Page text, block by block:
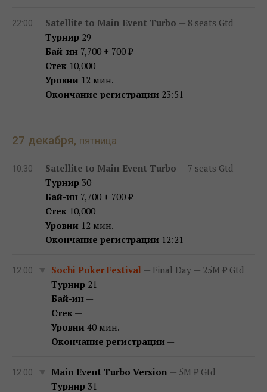
22:00 Satellite to Main Event Turbo — 8 seats Gtd
Турнир 29
Бай-ин 7,700 + 700 ₽
Стек 10,000
Уровни 12 мин.
Окончание регистрации 23:51
27 декабря, пятница
10:30 Satellite to Main Event Turbo — 7 seats Gtd
Турнир 30
Бай-ин 7,700 + 700 ₽
Стек 10,000
Уровни 12 мин.
Окончание регистрации 12:21
12:00 Sochi Poker Festival — Final Day — 25M ₽ Gtd
Турнир 21
Бай-ин —
Стек —
Уровни 40 мин.
Окончание регистрации —
12:00 Main Event Turbo Version — 5M ₽ Gtd
Турнир 31